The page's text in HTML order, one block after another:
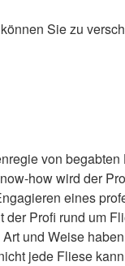
Sie zu
von
how wird der
eines
Profi rund um
und Weise
jede Fliese